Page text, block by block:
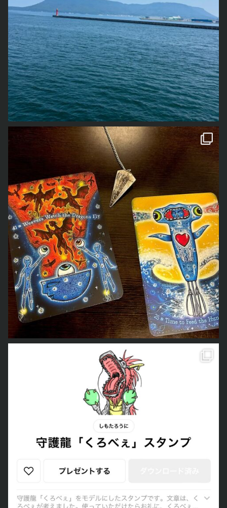
のLINEスタンプが完成しました
本当は